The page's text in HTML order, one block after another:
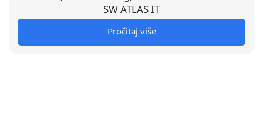
SW ATLAS IT
Pročitaj više